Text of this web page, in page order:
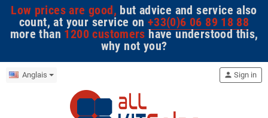
Low prices are good, but advice and service also
count, at your service on +33(0)6 06 89 18 88
more than 1200 customers have understood this,
why not you?
Anglais person Sign in